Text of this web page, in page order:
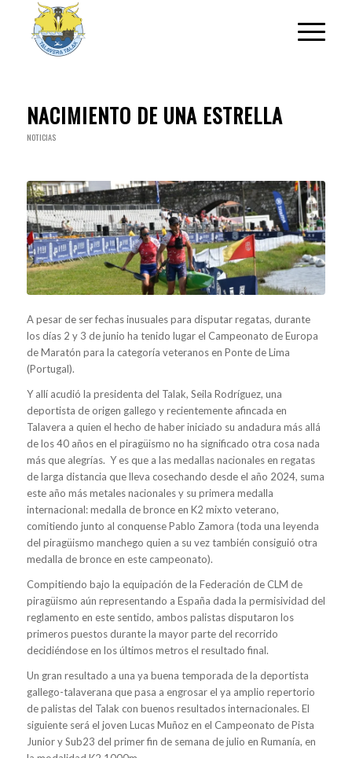
NACIMIENTO DE UNA ESTRELLA
NOTICIAS
A pesar de ser fechas inusuales para disputar regatas, durante
los días 2 y 3 de junio ha tenido lugar el Campeonato de Europa
de Maratón para la categoría veteranos en Ponte de Lima
(Portugal).
Y allí acudió la presidenta del Talak, Seila Rodríguez, una
deportista de origen gallego y recientemente afincada en
Talavera a quien el hecho de haber iniciado su andadura más allá
de los 40 años en el piragüismo no ha significado otra cosa nada
más que alegrías. Y es que a las medallas nacionales en regatas
de larga distancia que lleva cosechando desde el año 2024, suma
este año más metales nacionales y su primera medalla
internacional: medalla de bronce en K2 mixto veterano,
comitiendo junto al conquense Pablo Zamora (toda una leyenda
del piragüismo manchego quien a su vez también consiguió otra
medalla de bronce en este campeonato).
Compitiendo bajo la equipación de la Federación de CLM de
piragüismo aún representando a España dada la permisividad del
reglamento en este sentido, ambos palistas disputaron los
primeros puestos durante la mayor parte del recorrido
decidiéndose en los últimos metros el resultado final.
Un gran resultado a una ya buena temporada de la deportista
gallego-talaverana que pasa a engrosar el ya amplio repertorio
de palistas del Talak con buenos resultados internacionales. El
siguiente será el joven Lucas Muñoz en el Campeonato de Pista
Junior y Sub23 del primer fin de semana de julio en Rumanía, en